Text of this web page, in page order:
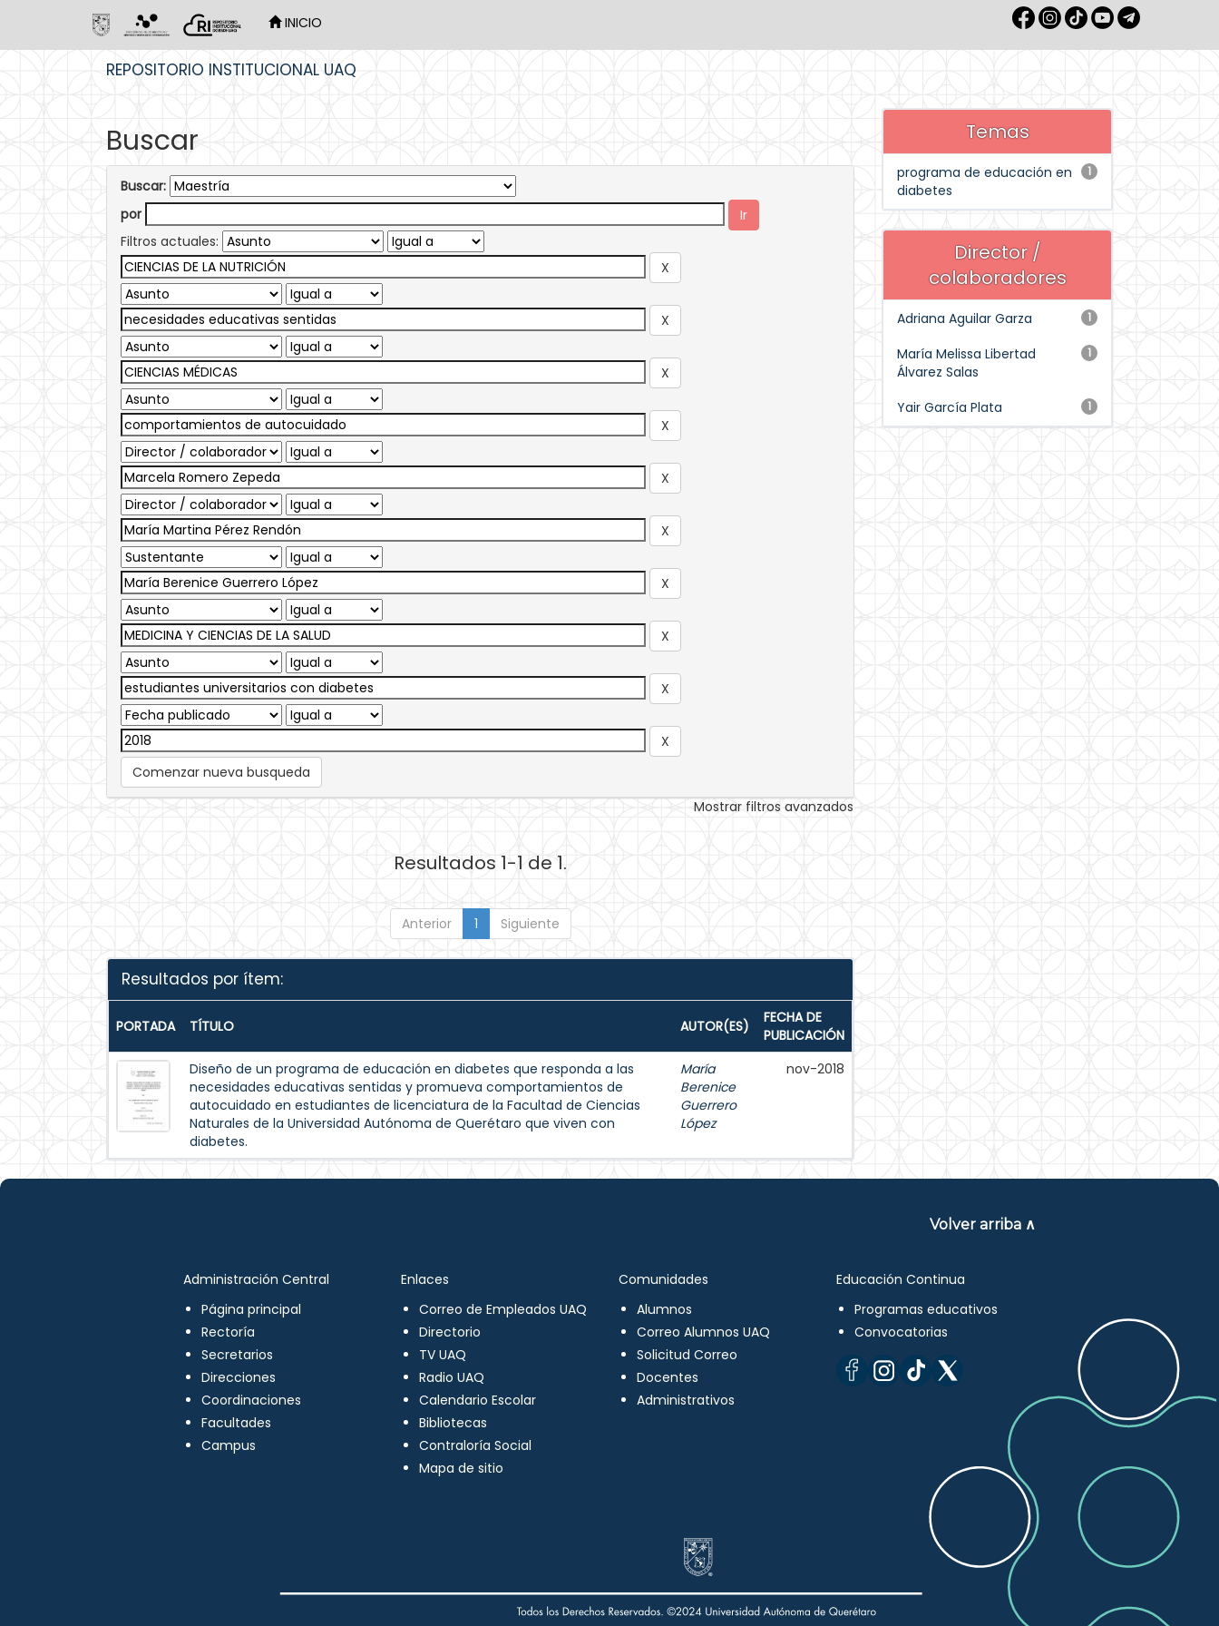
INICIO
REPOSITORIO INSTITUCIONAL UAQ
Buscar
Buscar:
por
Filtros actuales:
Comenzar nueva busqueda
Mostrar filtros avanzados
Resultados 1-1 de 1.
Anterior 1 Siguiente
Resultados por ítem:
PORTADA TÍTULO AUTOR(ES)
FECHA DE
PUBLICACIÓN
Diseño de un programa de educación en diabetes que responda a las
necesidades educativas sentidas y promueva comportamientos de
autocuidado en estudiantes de licenciatura de la Facultad de Ciencias
Naturales de la Universidad Autónoma de Querétaro que viven con
diabetes.
María
Berenice
Guerrero
López
nov-2018
Temas
1
programa de educación en
diabetes
Director /
colaboradores
1
Adriana Aguilar Garza
1
María Melissa Libertad
Álvarez Salas
1
Yair García Plata
Volver arriba ∧
Administración Central
Página principal
Rectoría
Secretarios
Direcciones
Coordinaciones
Facultades
Campus
Enlaces
Correo de Empleados UAQ
Directorio
TV UAQ
Radio UAQ
Calendario Escolar
Bibliotecas
Contraloría Social
Mapa de sitio
Comunidades
Alumnos
Correo Alumnos UAQ
Solicitud Correo
Docentes
Administrativos
Educación Continua
Programas educativos
Convocatorias